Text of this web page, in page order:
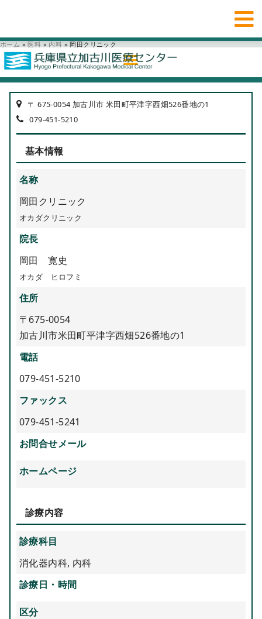
ホーム » 医科 » 内科 » 岡田クリニック
〒 675-0054 加古川市 米田町平津字西畑526番地の1
079-451-5210
基本情報
名称
岡田クリニック
オカダクリニック
院長
岡田 寛史
オカダ ヒロフミ
住所
〒675-0054
加古川市米田町平津字西畑526番地の1
電話
079-451-5210
ファックス
079-451-5241
お問合せメール
ホームページ
診療内容
診療科目
消化器内科, 内科
診療日・時間
区分